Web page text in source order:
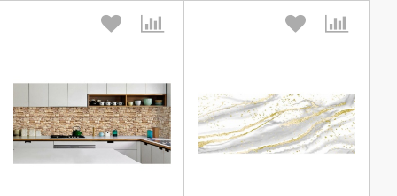
Выберите количество: Выберите количество: